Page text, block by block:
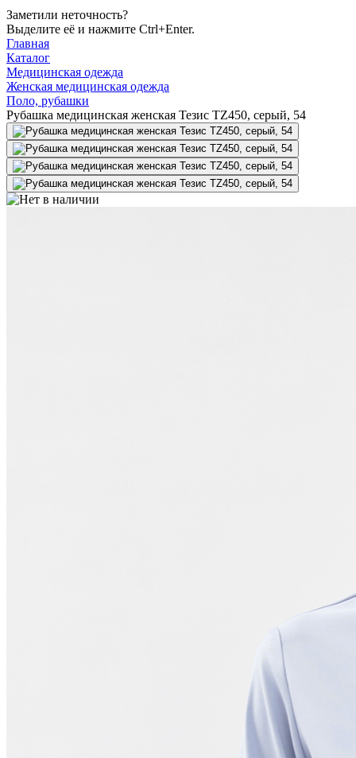
Заметили неточность?
Выделите её и нажмите Ctrl+Enter.
Главная
Каталог
Медицинская одежда
Женская медицинская одежда
Поло, рубашки
Рубашка медицинская женская Тезис TZ450, серый, 54